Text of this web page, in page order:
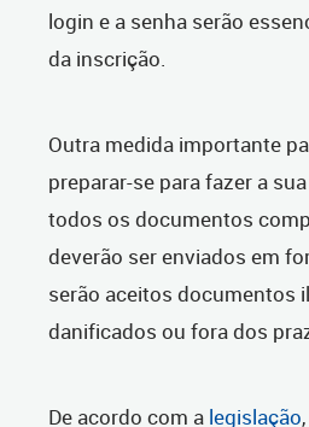
login e a senha serão
da inscrição.
Outra medida importante
preparar-se para fazer a
todos os documentos
deverão ser enviados em
serão aceitos documentos
danificados ou fora dos
De acordo com a legislação